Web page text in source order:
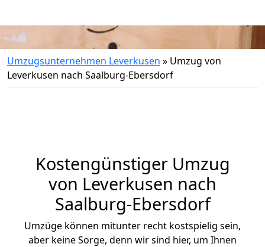
Umzugsunternehmen Leverkusen » Umzug von
Leverkusen nach Saalburg-Ebersdorf
Kostengünstiger Umzug
von Leverkusen nach
Saalburg-Ebersdorf
Umzüge können mitunter recht kostspielig sein,
aber keine Sorge, denn wir sind hier, um Ihnen